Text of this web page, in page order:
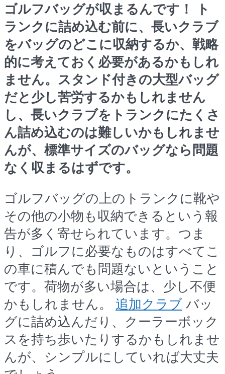
ゴルフバッグが収まるんです！ ト
ランクに詰め込む前に、長いクラブ
をバッグのどこに収納するか、戦略
的に考えておく必要があるかもしれ
ません。スタンド付きの大型バッグ
だと少し苦労するかもしれません
し、長いクラブをトランクにたくさ
ん詰め込むのは難しいかもしれませ
んが、標準サイズのバッグなら問題
なく収まるはずです。
ゴルフバッグの上のトランクに靴や
その他の小物も収納できるという報
告が多く寄せられています。つま
り、ゴルフに必要なものはすべてこ
の車に積んでも問題ないということ
です。荷物が多い場合は、少し不便
かもしれません。 追加クラブ バッ
グに詰め込んだり、クーラーボック
スを持ち歩いたりするかもしれませ
んが、シンプルにしていれば大丈夫